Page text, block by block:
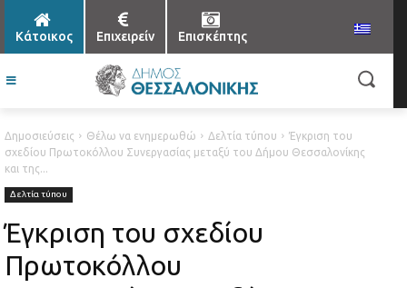
Κάτοικος Επιχειρείν Επισκέπτης
Δημοσιεύσεις Θέλω να ενημερωθώ Δελτία τύπου
Έγκριση του
σχεδίου Πρωτοκόλλου Συνεργασίας μεταξύ του Δήμου Θεσσαλονίκης
και της...
Δελτία τύπου
Έγκριση του σχεδίου
Πρωτοκόλλου